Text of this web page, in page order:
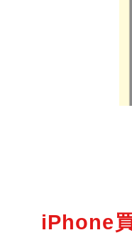
iPhone